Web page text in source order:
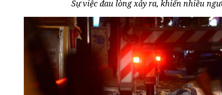
Sự việc đau lòng xảy ra, khiến nhiều